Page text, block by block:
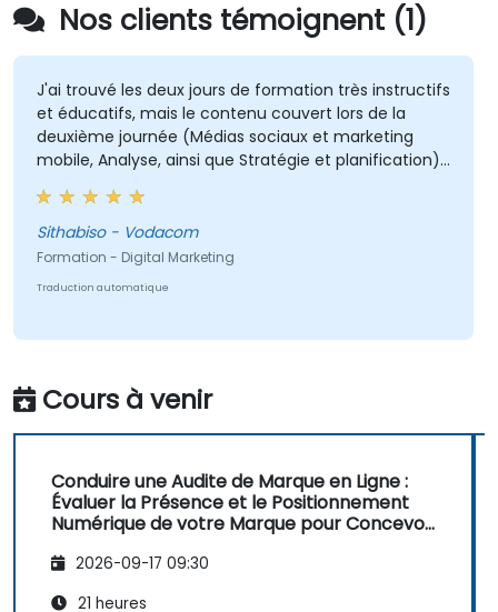
Nos clients témoignent (1)
J'ai trouvé les deux jours de formation très instructifs
et éducatifs, mais le contenu couvert lors de la
deuxième journée (Médias sociaux et marketing
mobile, Analyse, ainsi que Stratégie et planification)
m'a été le plus précieux car il est directement lié à
mon domaine de travail actuel.
Sithabiso - Vodacom
Formation - Digital Marketing
Traduction automatique
Cours à venir
Conduire une Audite de Marque en Ligne :
Évaluer la Présence et le Positionnement
Numérique de votre Marque pour Concevoir
2026-09-17 09:30
21 heures